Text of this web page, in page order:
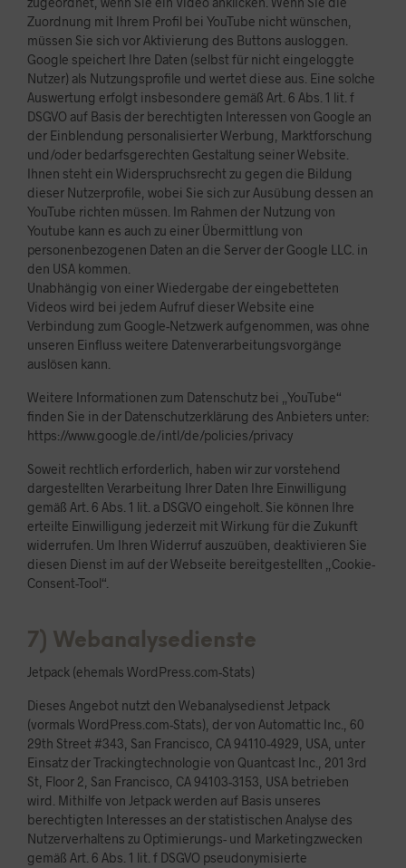
Zuordnung mit Ihrem Profil bei YouTube nicht wünschen,
müssen Sie sich vor Aktivierung des Buttons ausloggen.
Google speichert Ihre Daten (selbst für nicht eingeloggte
Nutzer) als Nutzungsprofile und wertet diese aus. Eine solche
Auswertung erfolgt insbesondere gemäß Art. 6 Abs. 1 lit. f
DSGVO auf Basis der berechtigten Interessen von Google an
der Einblendung personalisierter Werbung, Marktforschung
und/oder bedarfsgerechten Gestaltung seiner Website.
Ihnen steht ein Widerspruchsrecht zu gegen die Bildung
dieser Nutzerprofile, wobei Sie sich zur Ausübung dessen an
YouTube richten müssen. Im Rahmen der Nutzung von
Youtube kann es auch zu einer Übermittlung von
personenbezogenen Daten an die Server der Google LLC. in
den USA kommen.
Unabhängig von einer Wiedergabe der eingebetteten
Videos wird bei jedem Aufruf dieser Website eine
Verbindung zum Google-Netzwerk aufgenommen, was ohne
unseren Einfluss weitere Datenverarbeitungsvorgänge
auslösen kann.
Weitere Informationen zum Datenschutz bei „YouTube“
finden Sie in der Datenschutzerklärung des Anbieters unter:
https://www.google.de/intl/de/policies/privacy
Soweit rechtlich erforderlich, haben wir zur vorstehend
dargestellten Verarbeitung Ihrer Daten Ihre Einwilligung
gemäß Art. 6 Abs. 1 lit. a DSGVO eingeholt. Sie können Ihre
erteilte Einwilligung jederzeit mit Wirkung für die Zukunft
widerrufen. Um Ihren Widerruf auszuüben, deaktivieren Sie
diesen Dienst im auf der Webseite bereitgestellten „Cookie-
Consent-Tool“.
7) Webanalysedienste
Jetpack (ehemals WordPress.com-Stats)
Dieses Angebot nutzt den Webanalysedienst Jetpack
(vormals WordPress.com-Stats), der von Automattic Inc., 60
29th Street #343, San Francisco, CA 94110-4929, USA, unter
Einsatz der Trackingtechnologie von Quantcast Inc., 201 3rd
St, Floor 2, San Francisco, CA 94103-3153, USA betrieben
wird. Mithilfe von Jetpack werden auf Basis unseres
berechtigten Interesses an der statistischen Analyse des
Nutzerverhaltens zu Optimierungs- und Marketingzwecken
gemäß Art. 6 Abs. 1 lit. f DSGVO pseudonymisierte